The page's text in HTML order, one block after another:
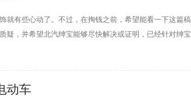
就有些心动了。不过，在掏钱之前，希望能看一下这篇稿
疑，并希望北汽绅宝能够尽快解决或证明，已经针对绅宝
动车